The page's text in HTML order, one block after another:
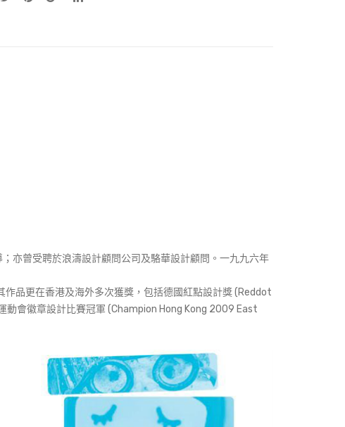
亦曾受聘於浪濤設計顧問公司及駱華設計顧問。一九九六年
品更在香港及海外多次獲獎，包括德國紅點設計獎 (Reddot
動會徽章設計比賽冠軍 (Champion Hong Kong 2009 East